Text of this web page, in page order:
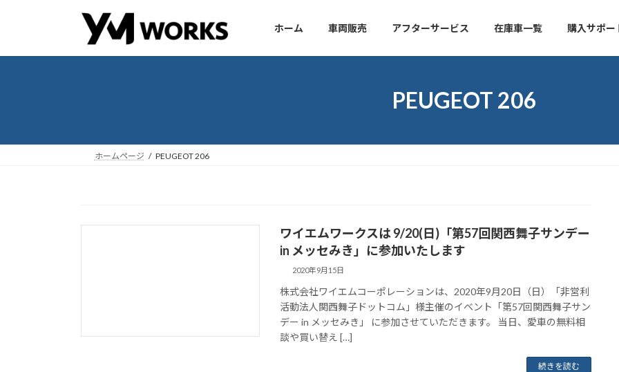
ン
ー
ホーム 車両販売 アフターサービス 在庫車一覧 購入サポー
PEUGEOT 206
ホームページ PEUGEOT 206
ワイエムワークスは 9/20(日)「第57回関西舞子サンデー
in メッセみき」に参加いたします
2020年9月15日
株式会社ワイエムコーポレーションは、2020年9月20日（日）「非営利
活動法人関西舞子ドットコム」様主催のイベント「第57回関西舞子サン
デー in メッセみき」 に参加させていただきます。 当日、愛車の無料相
談や買い替え […]
続きを読む